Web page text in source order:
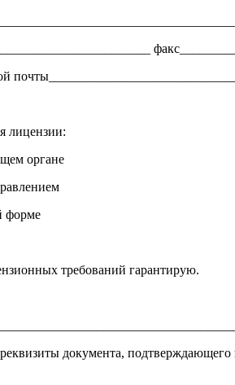
лицензии:
органе
форме
требований гарантирую.
документа, подтверждающего